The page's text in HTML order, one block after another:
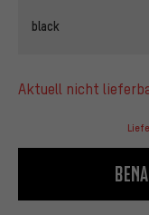
black
aktuell nicht